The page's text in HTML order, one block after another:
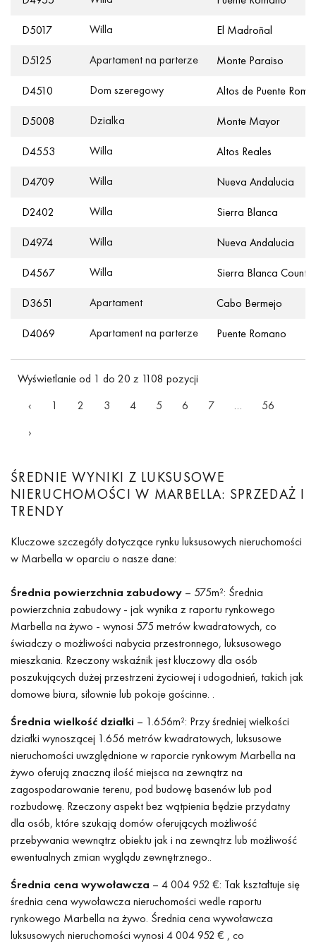
D5017 Willa El Madroñal
D5125 Apartament na parterze Monte Paraiso
D4510 Dom szeregowy Altos de Puente
D5008 Dzialka Monte Mayor
D4553 Willa Altos Reales
D4709 Willa Nueva Andalucia
D2402 Willa Sierra Blanca
D4974 Willa Nueva Andalucia
D4567 Willa Sierra Blanca
D3651 Apartament Cabo Bermejo
D4069 Apartament na parterze Puente Romano
Wyświetlanie od 1 do 20 z 1108 pozycji
‹
1 2 3 4 5 6 7 …
56
›
ŚREDNIE WYNIKI Z LUKSUSOWE
NIERUCHOMOŚCI W MARBELLA: SPRZEDAŻ I
TRENDY
Kluczowe szczegóły dotyczące rynku luksusowych nieruchomości
w Marbella w oparciu o nasze dane:
Średnia powierzchnia zabudowy – 575m²: Średnia
powierzchnia zabudowy - jak wynika z raportu rynkowego
Marbella na żywo - wynosi 575 metrów kwadratowych, co
świadczy o możliwości nabycia przestronnego, luksusowego
mieszkania. Rzeczony wskaźnik jest kluczowy dla osób
poszukujących dużej przestrzeni życiowej i udogodnień, takich jak
domowe biura, siłownie lub pokoje gościnne. .
Średnia wielkość działki – 1.656m²: Przy średniej wielkości
działki wynoszącej 1.656 metrów kwadratowych, luksusowe
nieruchomości uwzględnione w raporcie rynkowym Marbella na
żywo oferują znaczną ilość miejsca na zewnątrz na
zagospodarowanie terenu, pod budowę basenów lub pod
rozbudowę. Rzeczony aspekt bez wątpienia będzie przydatny
dla osób, które szukają domów oferujących możliwość
przebywania wewnątrz obiektu jak i na zewnątrz lub możliwość
ewentualnych zmian wyglądu zewnętrznego..
Średnia cena wywoławcza – 4 004 952 €: Tak kształtuje się
średnia cena wywoławcza nieruchomości wedle raportu
rynkowego Marbella na żywo. Średnia cena wywoławcza
luksusowych nieruchomości wynosi 4 004 952 € , co